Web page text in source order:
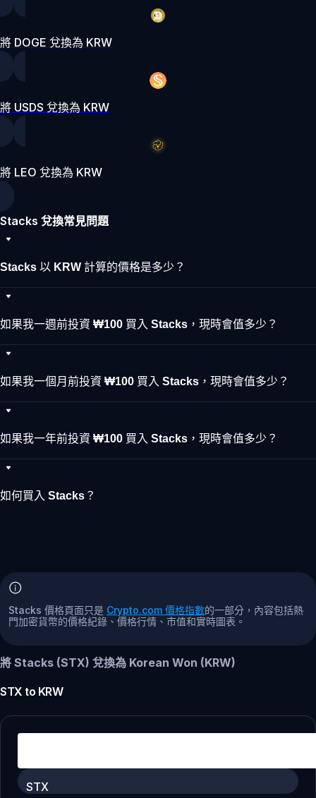
將 DOGE 兌換為 KRW
將 USDS 兌換為 KRW
將 LEO 兌換為 KRW
Stacks 兌換常見問題
Stacks 以 KRW 計算的價格是多少？
如果我一週前投資 ₩100 買入 Stacks，現時會值多少？
如果我一個月前投資 ₩100 買入 Stacks，現時會值多少？
如果我一年前投資 ₩100 買入 Stacks，現時會值多少？
如何買入 Stacks？
Stacks 價格頁面只是 Crypto.com 價格指數的一部分，內容包括熱
門加密貨幣的價格紀錄、價格行情、市值和實時圖表。
將 Stacks (STX) 兌換為 Korean Won (KRW)
STX to KRW
STX